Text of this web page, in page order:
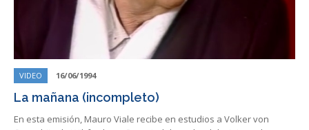
VIDEO 16/06/1994
La mañana (incompleto)
En esta emisión, Mauro Viale recibe en estudios a Volker von